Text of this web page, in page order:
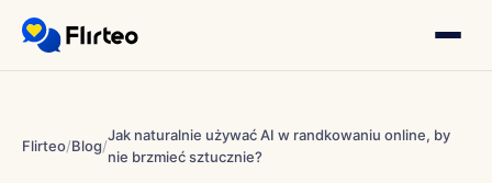
Flirteo/Blog/
Jak naturalnie używać AI w randkowaniu online, by
nie brzmieć sztucznie?